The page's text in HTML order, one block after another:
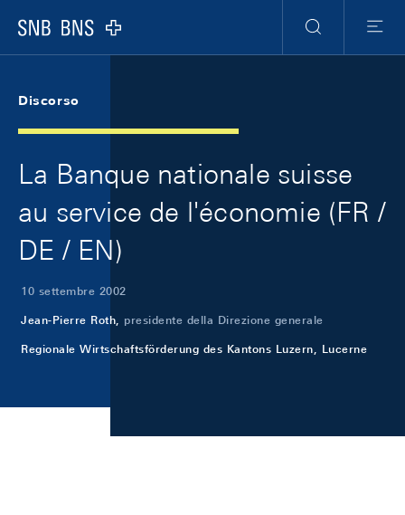
Logo
Ricerca
Menu
Discorso
La Banque nationale suisse
au service de l'économie (FR /
DE / EN)
10 settembre 2002
Jean-Pierre Roth, presidente della Direzione generale
Regionale Wirtschaftsförderung des Kantons Luzern, Lucerne